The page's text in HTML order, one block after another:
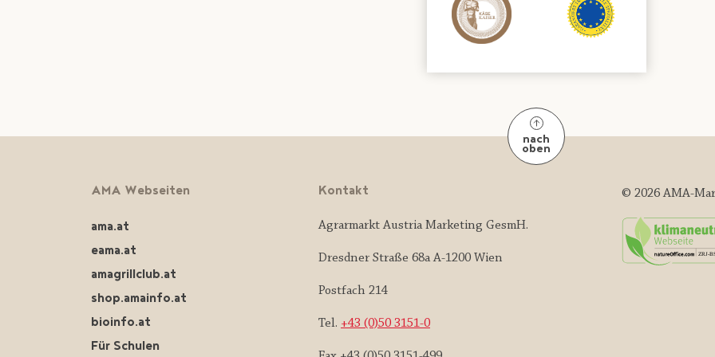
nach
oben
AMA Webseiten
ama.at
eama.at
amagrillclub.at
shop.amainfo.at
bioinfo.at
Für Schulen
Kontakt
Agrarmarkt Austria Marketing GesmH.
Dresdner Straße 68a A-1200 Wien
Postfach 214
Tel. +43 (0)50 3151-0
© 2026 AMA-